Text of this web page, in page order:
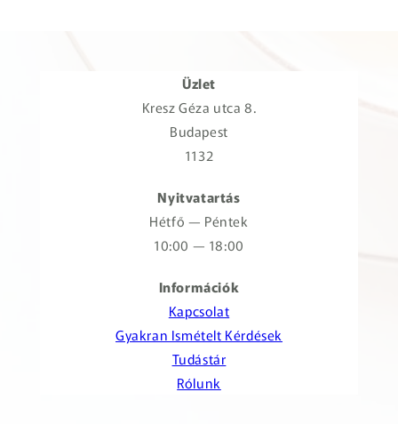
Üzlet
Kresz Géza utca 8.
Budapest
1132
Nyitvatartás
Hétfő — Péntek
10:00 — 18:00
Információk
Kapcsolat
Gyakran Ismételt Kérdések
Tudástár
Rólunk